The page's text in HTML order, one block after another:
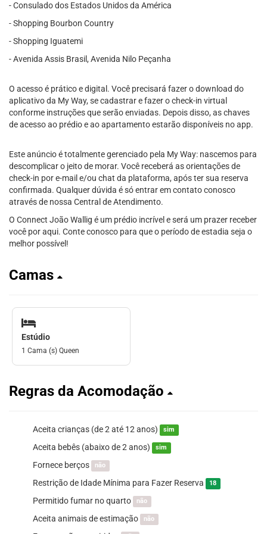
- Consulado dos Estados Unidos da América
- Shopping Bourbon Country
- Shopping Iguatemi
- Avenida Assis Brasil, Avenida Nilo Peçanha
O acesso é prático e digital. Você precisará fazer o download do
aplicativo da My Way, se cadastrar e fazer o check-in virtual
conforme instruções que serão enviadas. Depois disso, as chaves
de acesso ao prédio e ao apartamento estarão disponíveis no app.
Este anúncio é totalmente gerenciado pela My Way: nascemos para
descomplicar o jeito de morar. Você receberá as orientações de
check-in por e-mail e/ou chat da plataforma, após ter sua reserva
confirmada. Qualquer dúvida é só entrar em contato conosco
através de nossa Central de Atendimento.
O Connect João Wallig é um prédio incrível e será um prazer receber
você por aqui. Conte conosco para que o período de estadia seja o
melhor possível!
Camas
Estúdio
1 Cama (s) Queen
Regras da Acomodação
Aceita crianças (de 2 até 12 anos) sim
Aceita bebês (abaixo de 2 anos) sim
Fornece berços não
Restrição de Idade Mínima para Fazer Reserva 18
Permitido fumar no quarto não
Aceita animais de estimação não